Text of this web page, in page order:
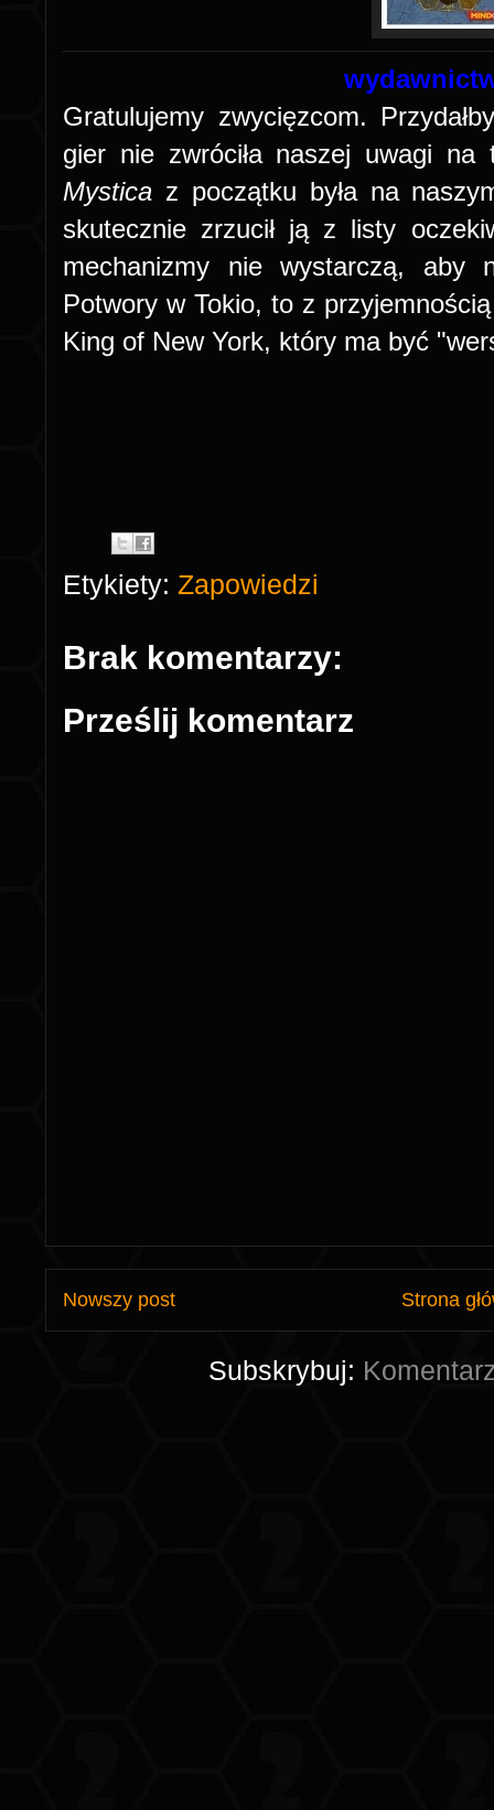
Gratulujemy zwycięzcom.
gier nie zwróciła naszej uwagi
Mystica z początku była na
skutecznie zrzucił ją z listy
mechanizmy nie wystarczą, aby
Potwory w Tokio, to z
King of New York, który ma być
Etykiety: Zapowiedzi
Brak komentarzy:
Prześlij komentarz
Nowszy post Strona
Subskrybuj: